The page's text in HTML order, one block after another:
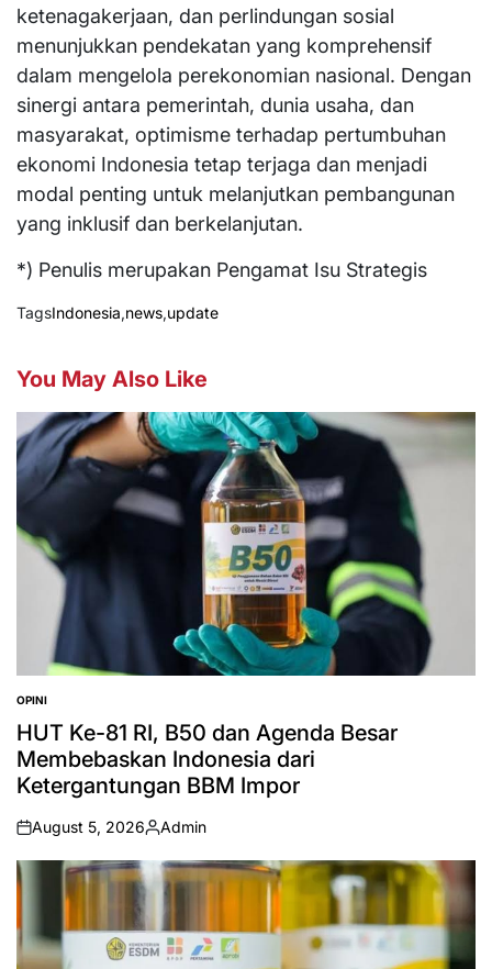
ketenagakerjaan, dan perlindungan sosial
menunjukkan pendekatan yang komprehensif
dalam mengelola perekonomian nasional. Dengan
sinergi antara pemerintah, dunia usaha, dan
masyarakat, optimisme terhadap pertumbuhan
ekonomi Indonesia tetap terjaga dan menjadi
modal penting untuk melanjutkan pembangunan
yang inklusif dan berkelanjutan.
*) Penulis merupakan Pengamat Isu Strategis
TagsIndonesia,news,update
You May Also Like
POSTED
IN
OPINI
HUT Ke-81 RI, B50 dan Agenda Besar
Membebaskan Indonesia dari
Ketergantungan BBM Impor
on
August 5, 2026
Posted
by
Admin